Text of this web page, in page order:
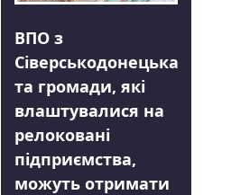
ВПО з
Сіверськодонецька
та громади, які
влаштувалися на
релоковані
підприємства,
можуть отримати